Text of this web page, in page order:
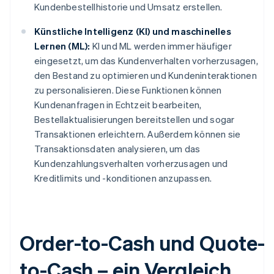
Kundenbestellhistorie und Umsatz erstellen.
Künstliche Intelligenz (KI) und maschinelles
Lernen (ML): KI und ML werden immer häufiger
eingesetzt, um das Kundenverhalten vorherzusagen,
den Bestand zu optimieren und Kundeninteraktionen
zu personalisieren. Diese Funktionen können
Kundenanfragen in Echtzeit bearbeiten,
Bestellaktualisierungen bereitstellen und sogar
Transaktionen erleichtern. Außerdem können sie
Transaktionsdaten analysieren, um das
Kundenzahlungsverhalten vorherzusagen und
Kreditlimits und -konditionen anzupassen.
Order-to-Cash und Quote-